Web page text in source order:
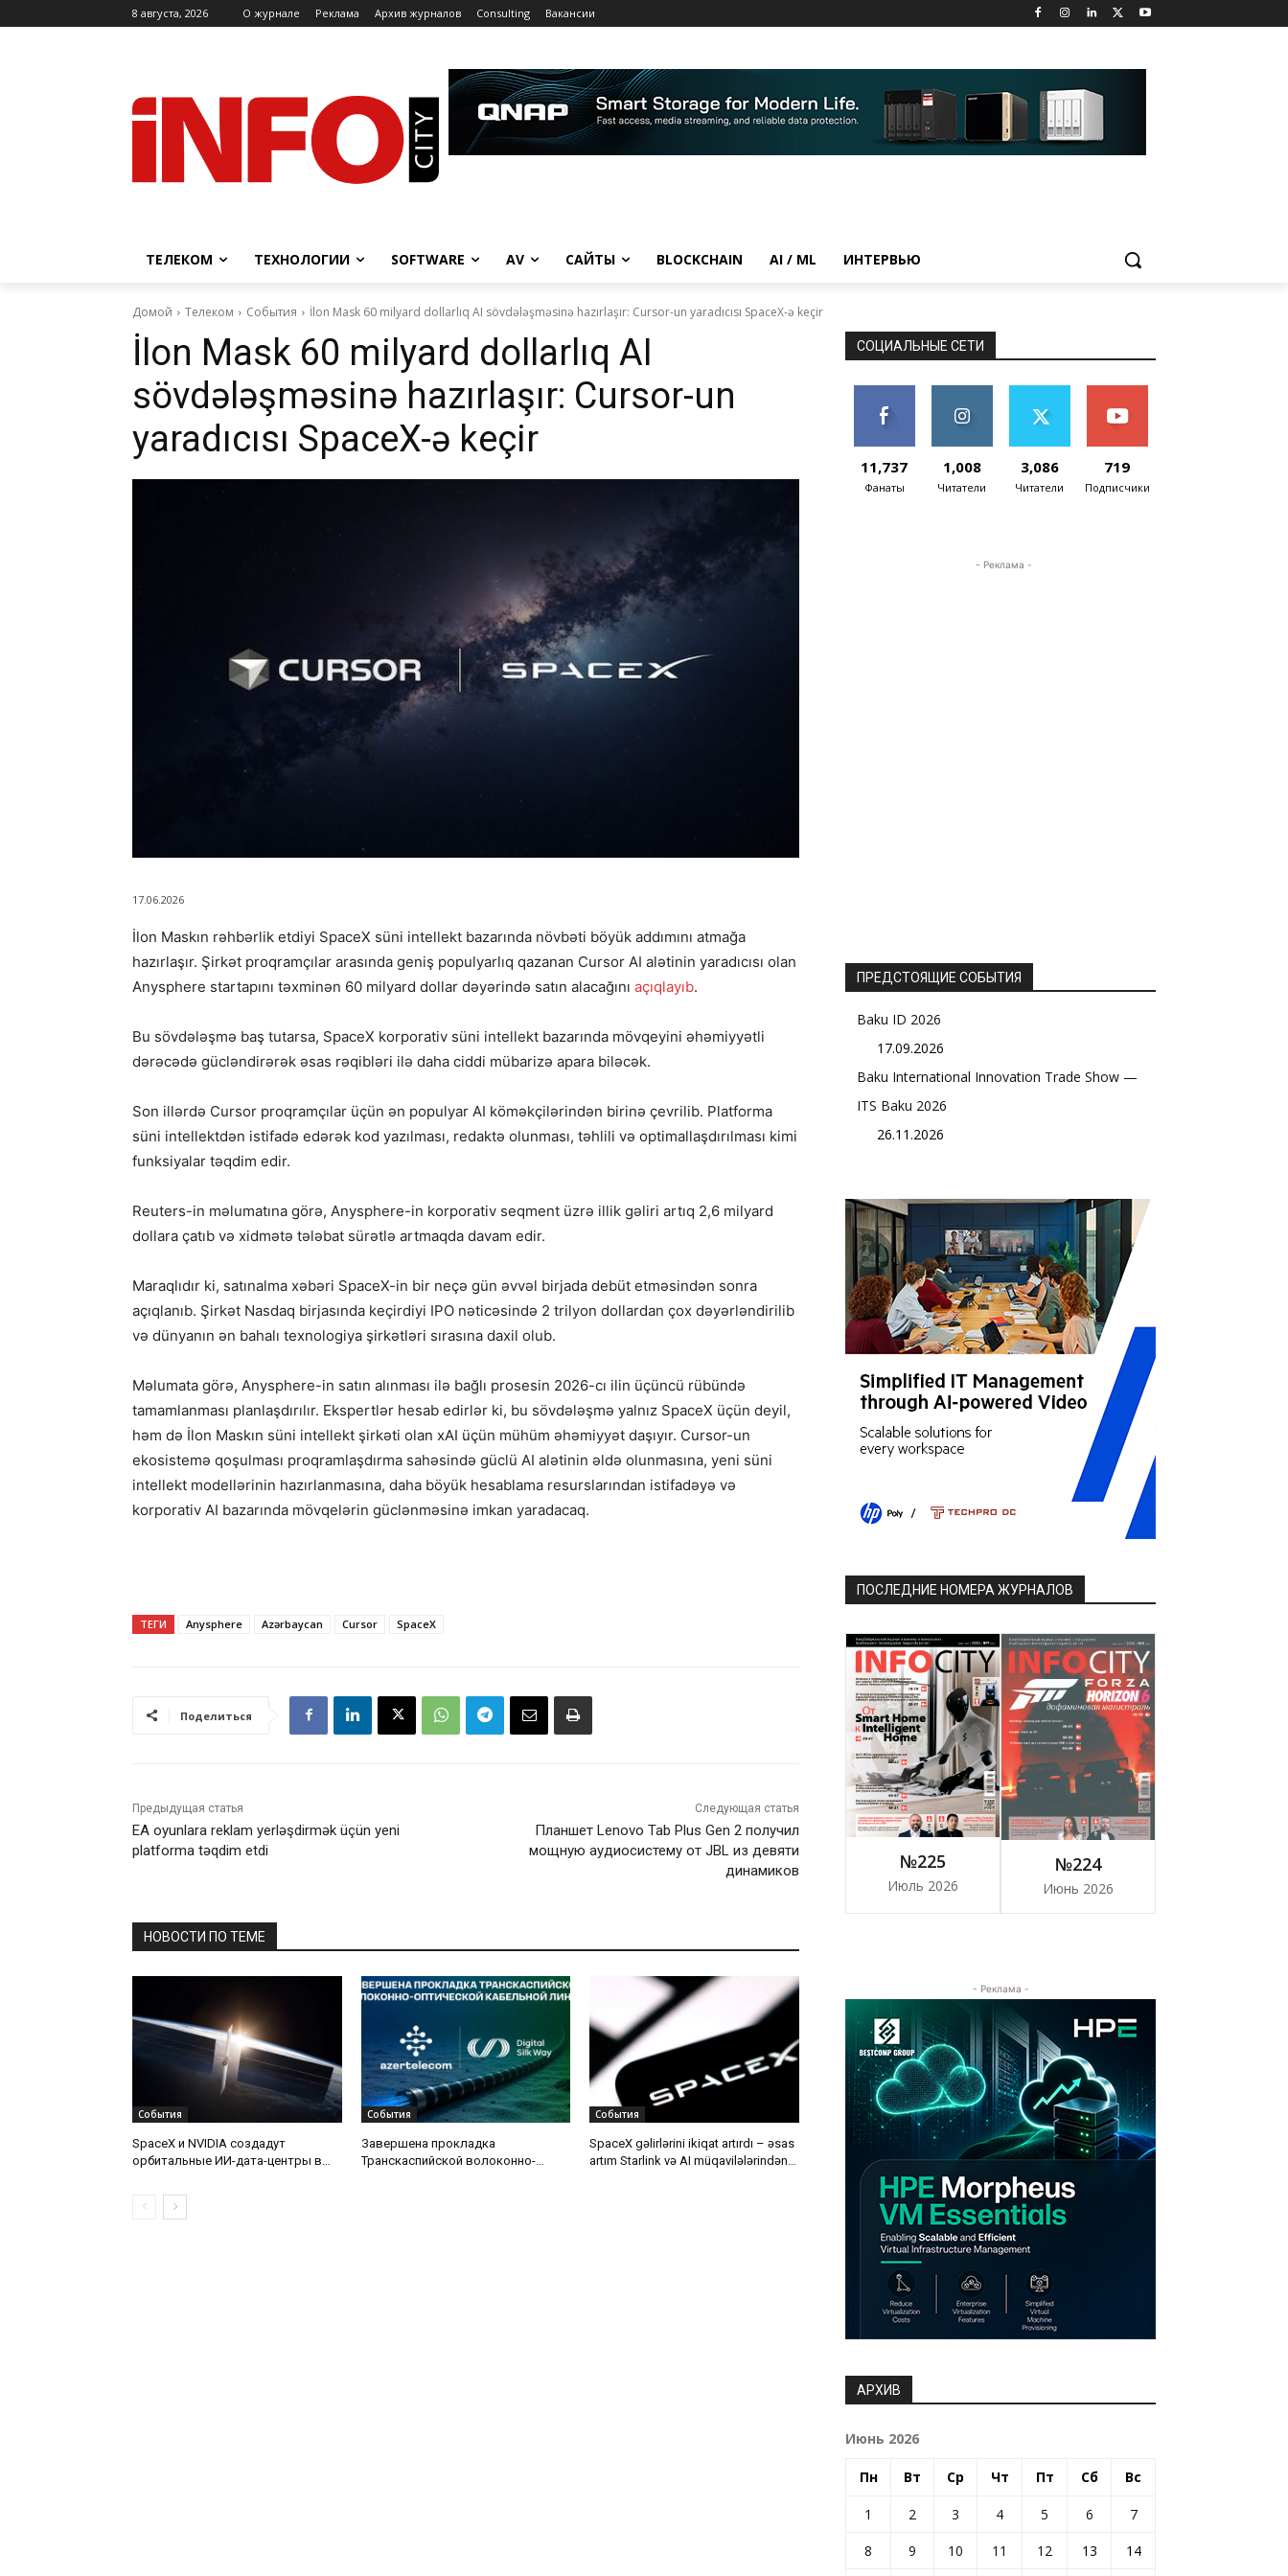
8 августа, 2026 O журнале Реклама Архив журналов Consulting Вакансии
ТЕЛЕКОМ ТЕХНОЛОГИИ SOFTWARE AV САЙТЫ BLOCKCHAIN AI / ML ИНТЕРВЬЮ
Домой Телеком События İlon Mask 60 milyard dollarlıq AI sövdələşməsinə hazırlaşır: Cursor-un yaradıcısı SpaceX-ə keçir
İlon Mask 60 milyard dollarlıq AI
sövdələşməsinə hazırlaşır: Cursor-un
yaradıcısı SpaceX-ə keçir
17.06.2026
İlon Maskın rəhbərlik etdiyi SpaceX süni intellekt bazarında növbəti böyük addımını atmağa
hazırlaşır. Şirkət proqramçılar arasında geniş populyarlıq qazanan Cursor AI alətinin yaradıcısı olan
Anysphere startapını təxminən 60 milyard dollar dəyərində satın alacağını açıqlayıb.
Bu sövdələşmə baş tutarsa, SpaceX korporativ süni intellekt bazarında mövqeyini əhəmiyyətli
dərəcədə gücləndirərək əsas rəqibləri ilə daha ciddi mübarizə apara biləcək.
Son illərdə Cursor proqramçılar üçün ən populyar AI köməkçilərindən birinə çevrilib. Platforma
süni intellektdən istifadə edərək kod yazılması, redaktə olunması, təhlili və optimallaşdırılması kimi
funksiyalar təqdim edir.
Reuters-in məlumatına görə, Anysphere-in korporativ seqment üzrə illik gəliri artıq 2,6 milyard
dollara çatıb və xidmətə tələbat sürətlə artmaqda davam edir.
Maraqlıdır ki, satınalma xəbəri SpaceX-in bir neçə gün əvvəl birjada debüt etməsindən sonra
açıqlanıb. Şirkət Nasdaq birjasında keçirdiyi IPO nəticəsində 2 trilyon dollardan çox dəyərləndirilib
və dünyanın ən bahalı texnologiya şirkətləri sırasına daxil olub.
Məlumata görə, Anysphere-in satın alınması ilə bağlı prosesin 2026-cı ilin üçüncü rübündə
tamamlanması planlaşdırılır. Ekspertlər hesab edirlər ki, bu sövdələşmə yalnız SpaceX üçün deyil,
həm də İlon Maskın süni intellekt şirkəti olan xAI üçün mühüm əhəmiyyət daşıyır. Cursor-un
ekosistemə qoşulması proqramlaşdırma sahəsində güclü AI alətinin əldə olunmasına, yeni süni
intellekt modellərinin hazırlanmasına, daha böyük hesablama resurslarından istifadəyə və
korporativ AI bazarında mövqelərin güclənməsinə imkan yaradacaq.
ТЕГИ Anysphere Azərbaycan Cursor SpaceX
Поделиться
Предыдущая статья
EA oyunlara reklam yerləşdirmək üçün yeni
platforma təqdim etdi
Следующая статья
Планшет Lenovo Tab Plus Gen 2 получил
мощную аудиосистему от JBL из девяти
динамиков
НОВОСТИ ПО ТЕМЕ
События
SpaceX и NVIDIA создадут
орбитальные ИИ-дата-центры в
События
Завершена прокладка
Транскаспийской волоконно-
События
SpaceX gəlirlərini ikiqat artırdı – əsas
artım Starlink və AI müqavilələrindən
СОЦИАЛЬНЫЕ СЕТИ
11,737
Фанаты
1,008
Читатели
3,086
Читатели
719
Подписчики
- Реклама -
ПРЕДСТОЯЩИЕ СОБЫТИЯ
Baku ID 2026
17.09.2026
Baku International Innovation Trade Show —
ITS Baku 2026
26.11.2026
ПОСЛЕДНИЕ НОМЕРА ЖУРНАЛОВ
№225
Июль 2026
№224
Июнь 2026
- Реклама -
АРХИВ
Июнь 2026
Пн Вт Ср Чт Пт Сб Вс
1 2 3 4 5 6
7
8
9 10 11 12 13 14